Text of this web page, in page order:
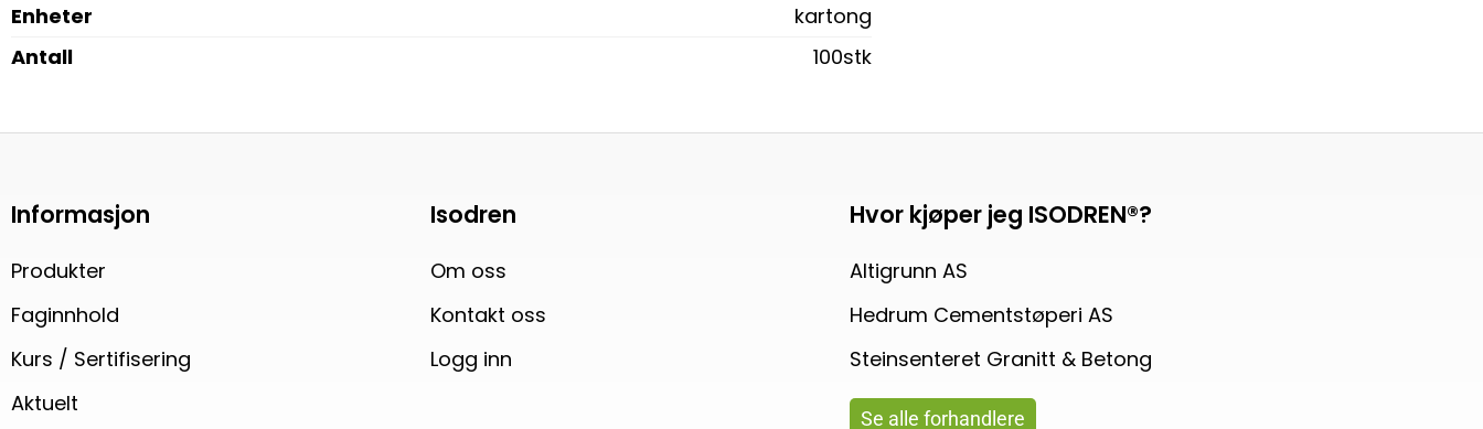
Enheter
kartong
Antall
100stk
Informasjon
Produkter
Faginnhold
Kurs / Sertifisering
Aktuelt
Isodren
Om oss
Kontakt oss
Logg inn
Hvor kjøper jeg ISODREN®?
Altigrunn AS
Hedrum Cementstøperi AS
Steinsenteret Granitt & Betong
Se alle forhandlere